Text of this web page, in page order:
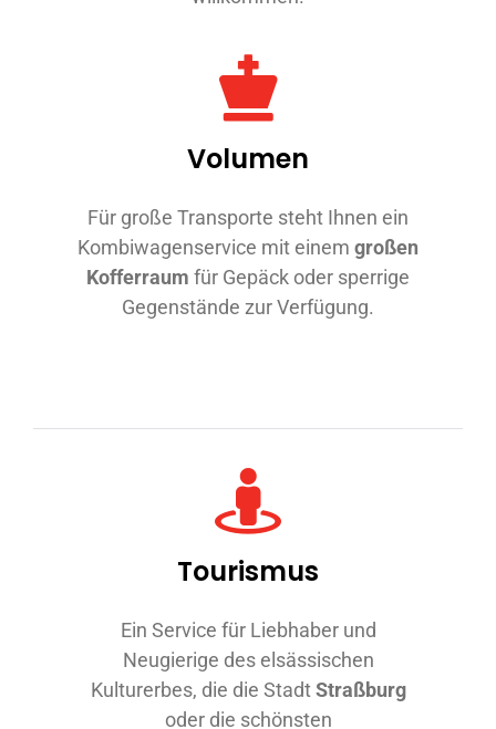
Volumen
Für große Transporte steht Ihnen ein
Kombiwagenservice mit einem großen
Kofferraum für Gepäck oder sperrige
Gegenstände zur Verfügung.
Tourismus
Ein Service für Liebhaber und
Neugierige des elsässischen
Kulturerbes, die die StadtStraßburg
oder die schönsten